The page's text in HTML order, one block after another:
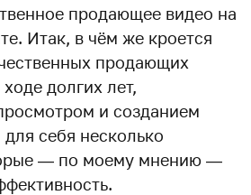
продающее видео на
Итак, в чём же кроется
продающих
долгих лет,
и созданием
себя несколько
— по моему мнению —